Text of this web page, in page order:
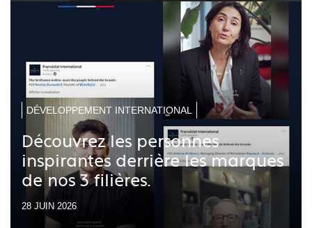
DÉVELOPPEMENT INTERNATIONAL
Découvrez les personnes
inspirantes derrière les marques
de nos 3 filières.
28 JUIN 2026